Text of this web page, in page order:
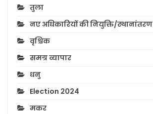
तुला
नए अधिकारियों की नियुक्ति/स्थानांतरण
वृश्चिक
समग्र व्यापार
धनु
Election 2024
मकर